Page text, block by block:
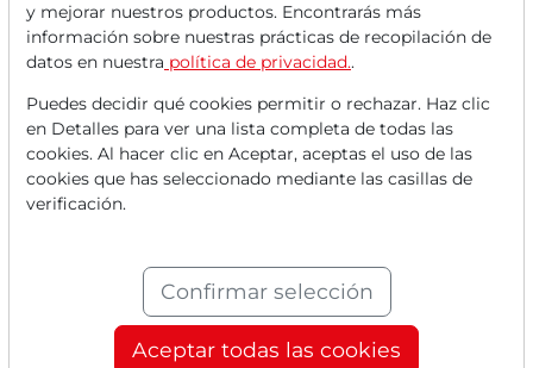
Lee este artículo ahora con
una cuentaGRATUITA.
Tus beneficios:
Cada mes, puedes leer
gratuita.
Cada mes,2 números de prueba
del periódico Trader de forma
y mejorar nuestros productos. Encontrarás más
información sobre nuestras prácticas de recopilación de
datos en nuestra política de privacidad..
Puedes decidir qué cookies permitir o rechazar. Haz clic
en Detalles para ver una lista completa de todas las
cookies. Al hacer clic en Aceptar, aceptas el uso de las
cookies que has seleccionado mediante las casillas de
verificación.
Confirmar selección
Aceptar todas las cookies